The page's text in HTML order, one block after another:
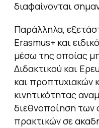
διαφαίνονται
Παράλληλα,
Erasmus+ και
μέσω της οποίας
Διδακτικού και
και προπτυχιακών
κινητικότητας
διεθνοποίηση των
πρακτικών σε